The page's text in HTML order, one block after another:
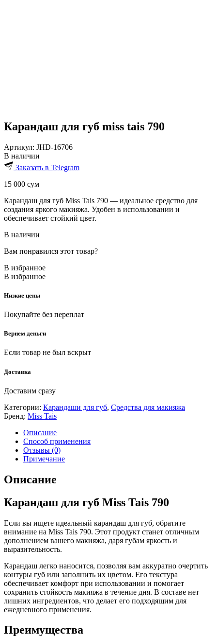
Карандаш для губ miss tais 790
Артикул: JHD-16706
В наличии
Заказать в Telegram
15 000 сум
Карандаш для губ Miss Tais 790 — идеальное средство для
создания яркого макияжа. Удобен в использовании и
обеспечивает стойкий цвет.
В наличии
Вам понравился этот товар?
В избранное
В избранное
Низкие цены
Покупайте без переплат
Вернем деньги
Если товар не был вскрыт
Доставка
Доставим сразу
Категории: Карандаши для губ, Средства для макияжа
Бренд: Miss Tais
Описание
Способ применения
Отзывы (0)
Примечание
Описание
Карандаш для губ Miss Tais 790
Если вы ищете идеальный карандаш для губ, обратите
внимание на Miss Tais 790. Этот продукт станет отличным
дополнением вашего макияжа, даря губам яркость и
выразительность.
Карандаш легко наносится, позволяя вам аккуратно очертить
контуры губ или заполнить их цветом. Его текстура
обеспечивает комфорт при использовании и помогает
сохранить стойкость макияжа в течение дня. В составе нет
лишних ингредиентов, что делает его подходящим для
ежедневного применения.
Преимущества